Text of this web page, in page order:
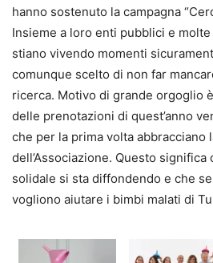
hanno sostenuto la campagna
Insieme a loro enti pubblici e
stiano vivendo momenti
comunque scelto di non far
ricerca. Motivo di grande orgoglio
delle prenotazioni di quest’anno
che per la prima volta abbracciano
dell’Associazione. Questo significa
solidale si sta diffondendo e che
vogliono aiutare i bimbi malati di